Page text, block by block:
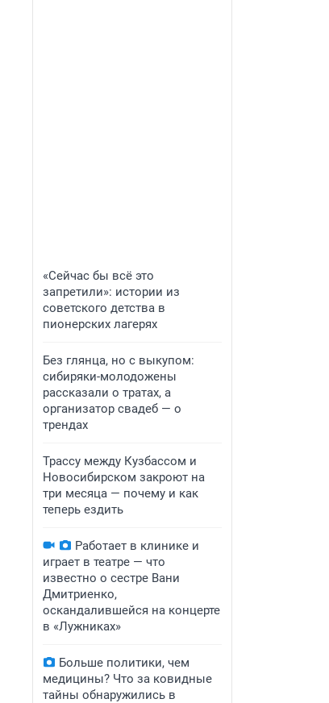
«Сейчас бы всё это
запретили»: истории из
советского детства в
пионерских лагерях
Без глянца, но с выкупом:
сибиряки-молодожены
рассказали о тратах, а
организатор свадеб — о
трендах
Трассу между Кузбассом и
Новосибирском закроют на
три месяца — почему и как
теперь ездить
Работает в клинике и
играет в театре — что
известно о сестре Вани
Дмитриенко,
оскандалившейся на концерте
в «Лужниках»
Больше политики, чем
медицины? Что за ковидные
тайны обнаружились в